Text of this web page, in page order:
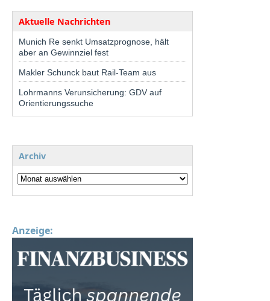
Aktuelle Nachrichten
Munich Re senkt Umsatzprognose, hält
aber an Gewinnziel fest
Makler Schunck baut Rail-Team aus
Lohrmanns Verunsicherung: GDV auf
Orientierungssuche
Archiv
Anzeige: